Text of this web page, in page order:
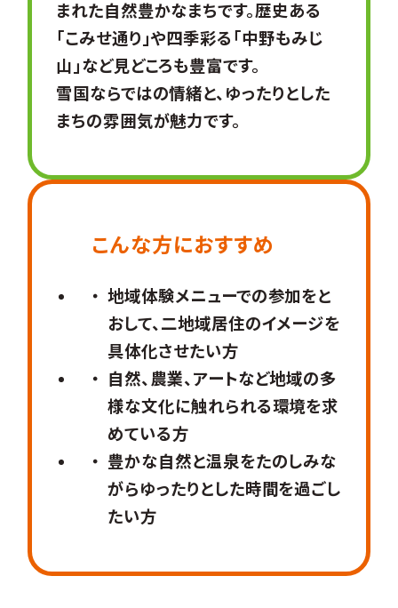
まれた自然豊かなまちです。歴史ある
「こみせ通り」や四季彩る「中野もみじ
山」など見どころも豊富です。
雪国ならではの情緒と、ゆったりとした
まちの雰囲気が魅力です。
こんな方におすすめ
地域体験メニューでの参加をと
おして、二地域居住のイメージを
具体化させたい方
自然、農業、アートなど地域の多
様な文化に触れられる環境を求
めている方
豊かな自然と温泉をたのしみな
がらゆったりとした時間を過ごし
たい方